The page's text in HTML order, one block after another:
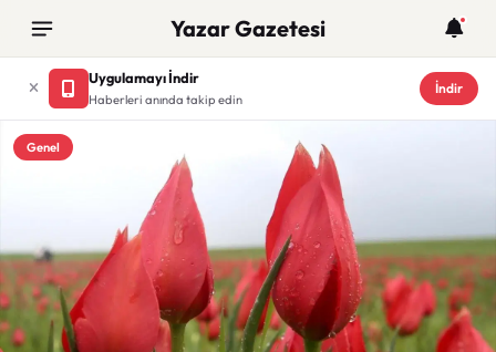
Yazar Gazetesi
Uygulamayı İndir
Haberleri anında takip edin
İndir
Genel